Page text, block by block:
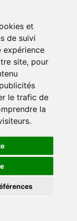
et
de suivi
expérience
site, pour
le trafic de
la